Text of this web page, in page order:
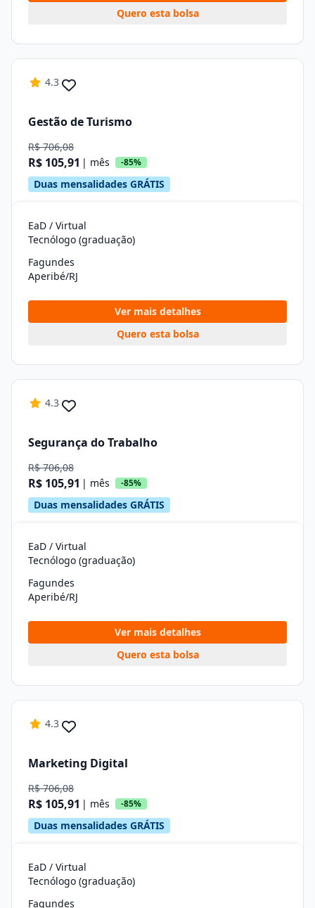
Quero esta bolsa
4.3
Gestão de Turismo
R$ 706,08
R$ 105,91 | mês -85%
Duas mensalidades GRÁTIS
EaD / Virtual
Tecnólogo (graduação)
Fagundes
Aperibé/RJ
Ver mais detalhes
Quero esta bolsa
4.3
Segurança do Trabalho
R$ 706,08
R$ 105,91 | mês -85%
Duas mensalidades GRÁTIS
EaD / Virtual
Tecnólogo (graduação)
Fagundes
Aperibé/RJ
Ver mais detalhes
Quero esta bolsa
4.3
Marketing Digital
R$ 706,08
R$ 105,91 | mês -85%
Duas mensalidades GRÁTIS
EaD / Virtual
Tecnólogo (graduação)
Fagundes